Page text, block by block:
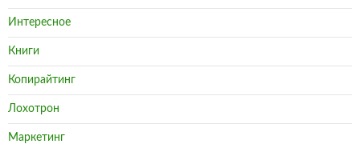
Интересное
Книги
Копирайтинг
Лохотрон
Маркетинг